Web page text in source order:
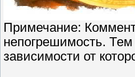
Примечание:
непогрешимость. Тем
зависимости от